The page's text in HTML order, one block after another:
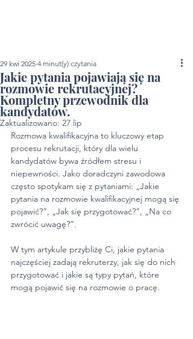
Jakie pytania pojawiają się na
rozmowie rekrutacyjnej?
Kompletny przewodnik dla
kandydatów.
29 kwi 2025 4 minut(y) czytania
Zaktualizowano: 27 lip
Rozmowa kwalifikacyjna to kluczowy etap
procesu rekrutacji, który dla wielu
kandydatów bywa źródłem stresu i
niepewności. Jako doradczyni zawodowa
często spotykam się z pytaniami: „Jakie
pytania na rozmowie kwalifikacyjnej mogą się
pojawić?”, „Jak się przygotować?”, „Na co
zwrócić uwagę?”.
W tym artykule przybliżę Ci, jakie pytania
najczęściej zadają rekruterzy, jak się do nich
przygotować i jakie są typy pytań, które
mogą pojawić się na rozmowie o pracę.